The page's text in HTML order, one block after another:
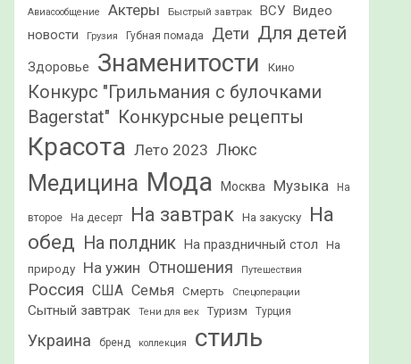
Авиасообщение Актеры Быстрый завтрак ВСУ Видео
новости
Грузия Губная помада Дети Для детей
Здоровье Знаменитости Кино
Конкурс "Грильмания с булочками
Bagerstat" Конкурсные рецепты
Красота Лето 2023 Люкс
Медицина Мода Москва Музыка На
второе На десерт На завтрак На закуску
На
обед На полдник На праздничный стол
На
природу
На ужин Отношения Путешествия
Россия США Семья Смерть Спецоперации
Сытный завтрак Тени для век Туризм Турция
Украина бренд коллекция стиль